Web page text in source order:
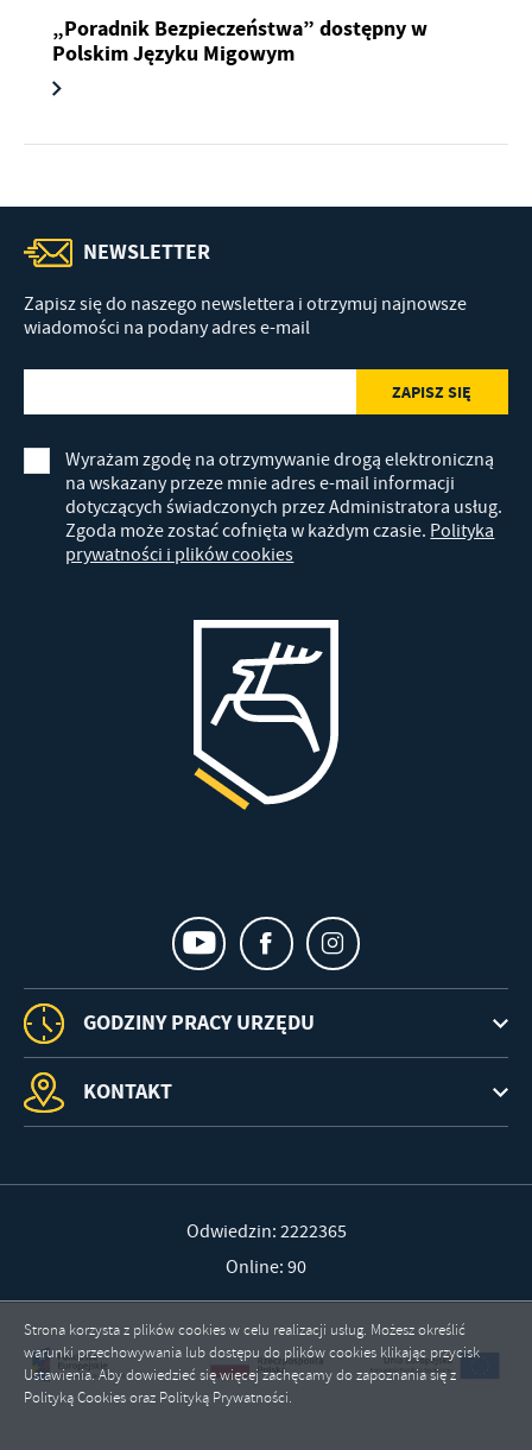
„Poradnik Bezpieczeństwa” dostępny w
Polskim Języku Migowym
NEWSLETTER
Zapisz się do naszego newslettera i otrzymuj najnowsze
wiadomości na podany adres e-mail
Wyrażam zgodę na otrzymywanie drogą elektroniczną
na wskazany przeze mnie adres e-mail informacji
dotyczących świadczonych przez Administratora usług.
Zgoda może zostać cofnięta w każdym czasie. Polityka
prywatności i plików cookies
GODZINY PRACY URZĘDU
KONTAKT
Odwiedzin: 2222365
Online: 90
Strona korzysta z plików cookies w celu realizacji usług. Możesz określić
warunki przechowywania lub dostępu do plików cookies klikając przycisk
Ustawienia. Aby dowiedzieć się więcej zachęcamy do zapoznania się z
Polityką Cookies oraz Polityką Prywatności.